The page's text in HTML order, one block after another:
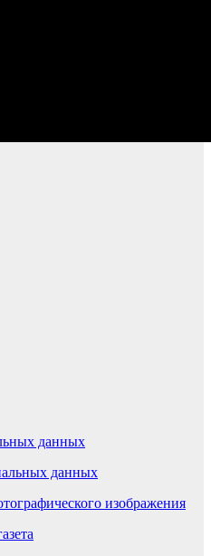
данных
данных
изображения